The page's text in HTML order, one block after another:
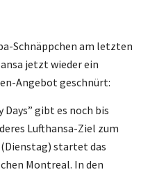
Schnäppchen am letzten
jetzt wieder ein
Angebot geschnürt:
gibt es noch bis
Lufthansa-Ziel zum
(Dienstag) startet das
Montreal. In den